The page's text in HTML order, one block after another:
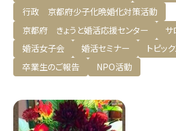
行政 京都府少子化晩婚化対策活動
京都府 きょうと婚活応援センター
サ
婚活女子会
婚活セミナー
トピッ
卒業生のご報告
NPO活動